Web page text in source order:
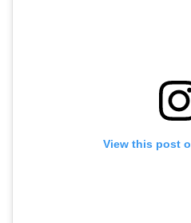
View this post